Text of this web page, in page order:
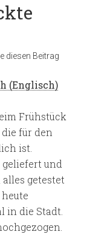
diesen Beitrag
(Englisch)
Frühstück
für den
ist.
geliefert und
getestet
in die Stadt.